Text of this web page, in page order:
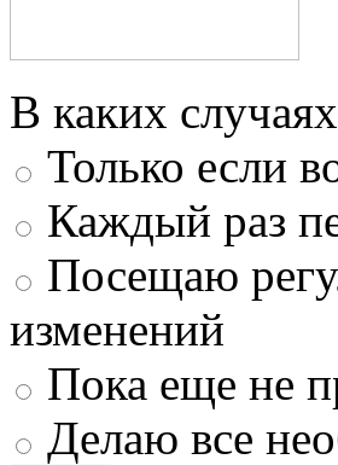
В каких
Только если
Каждый раз
Посещаю
изменений
Пока еще не
Делаю все